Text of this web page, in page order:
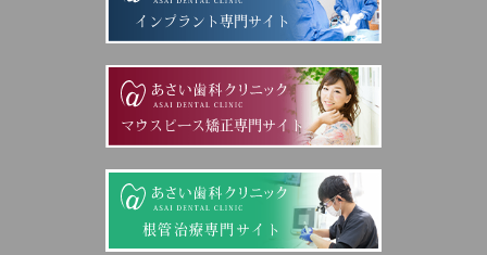
インプラント専門サイト
マウスピース矯正専門サイト
根管治療専門サイト